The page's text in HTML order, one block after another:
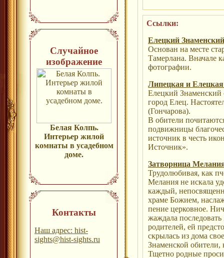
Случайное
изображение
Белая Колпь.
Интерьер жилой
комнаты в усадебном
доме.
Контакты
Наш адрес: hist-
sights@hist-sights.ru
Ссылки:
Елецкий
Основан на месте
Тамерлана. Вначале
фотографии.
Липецкая и
Елецкий Знаменский
город Елец.
(Гончарова).
В обители
подвижницы
источник в честь
Источник».
Затворница
Трудолюбивая, как
Мелания не искала
каждый,
храме Божием,
пение церковное.
жаждала
родителей, ей
скрылась из дома
Знаменской обители,
Тщетно родные